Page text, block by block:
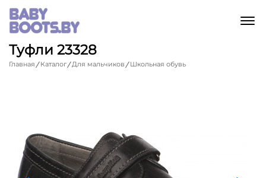
Туфли 23328
Главная Каталог Для мальчиков Школьная обувь